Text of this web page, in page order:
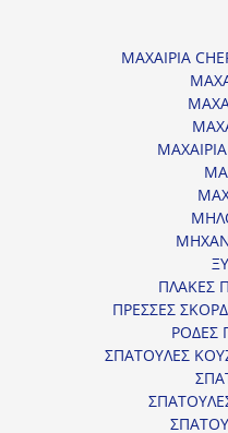
ΜΑΧΑΙΡΙΑ
ΠΛΑΚΕΣ
ΠΡΕΣΣΕΣ
ΡΟΔΕΣ
ΣΠΑΤΟΥΛΕΣ